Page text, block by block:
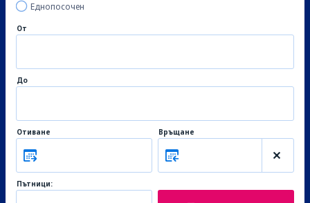
Еднопосочен
От
До
Отиване Връщане
Пътници: